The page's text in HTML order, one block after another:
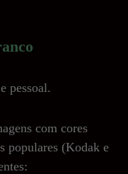
pessoal.
com cores
populares (Kodak e